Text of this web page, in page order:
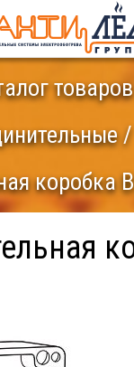
товаров
коробка